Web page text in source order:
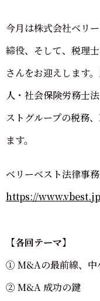
今月は株式会社ベリ
締役、そして、税理
さんをお迎えします
人・社会保険労務士
ストグループの税務
ます。
ベリーベスト法律事
https://
【各回テーマ】
① M&Aの最前線、中
② M&A 成功の鍵